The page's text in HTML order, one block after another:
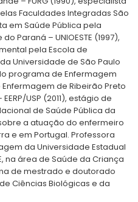
Faculdades Integradas São
em Saúde Pública pela
Paraná – UNIOESTE (1997),
pela Escola de
Universidade de São Paulo
programa de Enfermagem
de Ribeirão Preto
USP (2011), estágio de
de Saúde Pública da
a atuação do enfermeiro
e em Portugal. Professora
da Universidade Estadual
na área de Saúde da Criança
de mestrado e doutorado
Ciências Biológicas e da